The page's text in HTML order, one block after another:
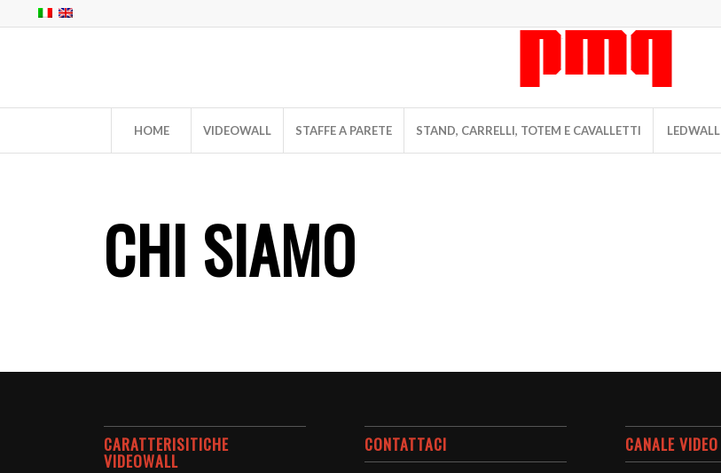
HOME VIDEOWALL STAFFE A PARETE STAND, CARRELLI, TOTEM E CAVALLETTI LEDWALL
CHI SIAMO
CARATTERISITICHE
VIDEOWALL
CONTATTACI CANALE VIDEO